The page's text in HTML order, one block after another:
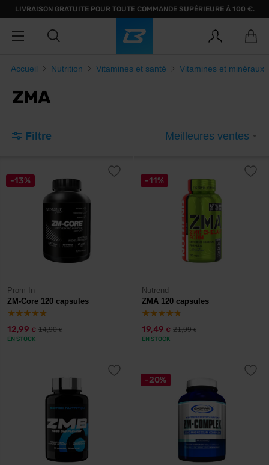
LIVRAISON GRATUITE POUR TOUTE COMMANDE SUPÉRIEURE À 100 €.
Accueil Nutrition Vitamines et santé Vitamines et minéraux
ZMA
Filtre Meilleures ventes
-13%
Prom-In
ZM-Core 120 capsules
12,99 € 14,90€
EN STOCK
-11%
Nutrend
ZMA 120 capsules
19,49 € 21,99€
EN STOCK
-20%